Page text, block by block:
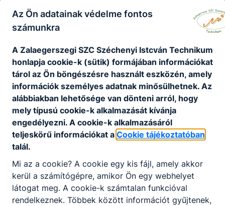
intezkedesi_terv_intezmenyi_tanfelugyelet.pdf
intezmenyi_tanfelugyelet_ertekelese.pdf
Letöltés
Partnereink
Az Ön adatainak védelme fontos
számunkra
A Zalaegerszegi SZC Széchenyi Istcván Technikum
honlapja cookie-k (sütik) formájában információkat
tárol az Ön böngészésre használt eszközén, amely
információk személyes adatnak minősülhetnek. Az
alábbiakban lehetősége van dönteni arról, hogy
mely típusú cookie-k alkalmazását kívánja
engedélyezni. A cookie-k alkalmazásáról
teljeskörű információkat a Cookie tájékoztatóban
talál.
Mi az a cookie? A cookie egy kis fájl, amely akkor
kerül a számítógépre, amikor Ön egy webhelyet
látogat meg. A cookie-k számtalan funkcióval
rendelkeznek. Többek között információt gyűjtenek,